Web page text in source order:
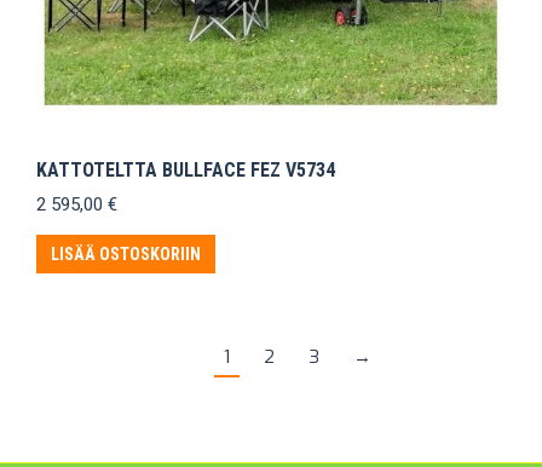
KATTOTELTTA BULLFACE FEZ V5734
2 595,00 €
LISÄÄ OSTOSKORIIN
1 2 3 →